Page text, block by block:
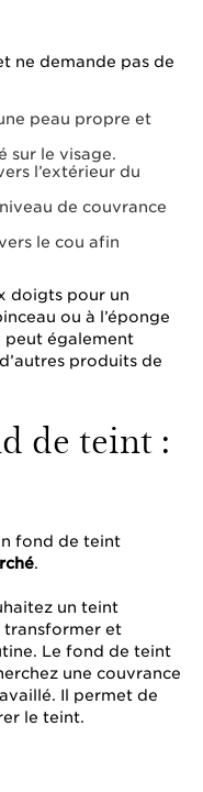
ne demande pas de
peau propre et
sur le visage.
l’extérieur du
de couvrance
le cou afin
doigts pour un
ou à l’éponge
peut également
produits de
de teint :
fond de teint
.
un teint
transformer et
Le fond de teint
une couvrance
Il permet de
le teint.